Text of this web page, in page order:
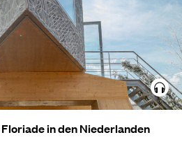
in den Niederlanden